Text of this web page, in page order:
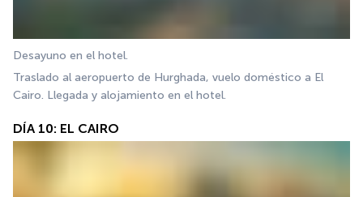
Desayuno en el hotel.
Traslado al aeropuerto de Hurghada, vuelo doméstico a El
Cairo. Llegada y alojamiento en el hotel.
DÍA 10: EL CAIRO